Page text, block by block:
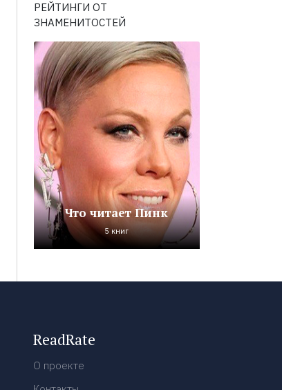
РЕЙТИНГИ ОТ
ЗНАМЕНИТОСТЕЙ
Что читает Пинк
5 книг
ReadRate
О проекте